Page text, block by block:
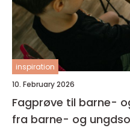
inspiration
10. February 2026
Fagprøve til barne-
fra barne- og